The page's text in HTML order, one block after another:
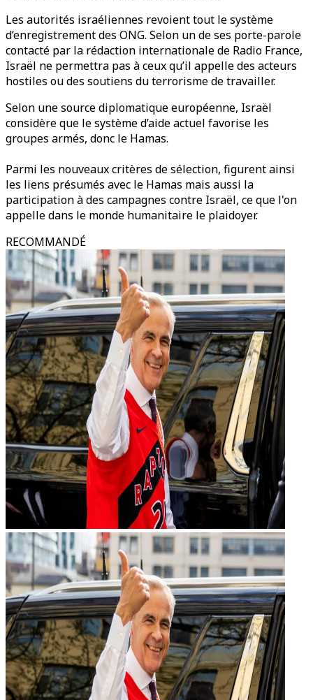
Les autorités israéliennes revoient tout le système
d’enregistrement des ONG. Selon un de ses porte-parole
contacté par la rédaction internationale de Radio France,
Israël ne permettra pas à ceux qu’il appelle des acteurs
hostiles ou des soutiens du terrorisme de travailler.
Selon une source diplomatique européenne, Israël
considère que le système d’aide actuel favorise les
groupes armés, donc le Hamas.
Parmi les nouveaux critères de sélection, figurent ainsi
les liens présumés avec le Hamas mais aussi la
participation à des campagnes contre Israël, ce que l'on
appelle dans le monde humanitaire le plaidoyer.
RECOMMANDÉ